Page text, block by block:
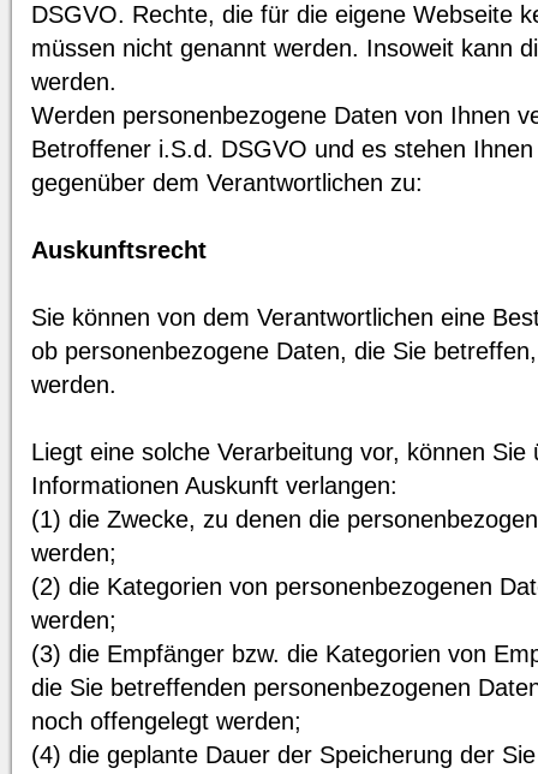
DSGVO. Rechte, die für die eigene Webseite
müssen nicht genannt werden. Insoweit kann
werden.
Werden personenbezogene Daten von Ihnen
Betroffener i.S.d. DSGVO und es stehen
gegenüber dem Verantwortlichen zu:
Auskunftsrecht
Sie können von dem Verantwortlichen eine
ob personenbezogene Daten, die Sie
werden.
Liegt eine solche Verarbeitung vor, können Sie
Informationen Auskunft verlangen:
(1) die Zwecke, zu denen die
werden;
(2) die Kategorien von personenbezogenen
werden;
(3) die Empfänger bzw. die Kategorien von
die Sie betreffenden personenbezogenen
noch offengelegt werden;
(4) die geplante Dauer der Speicherung der